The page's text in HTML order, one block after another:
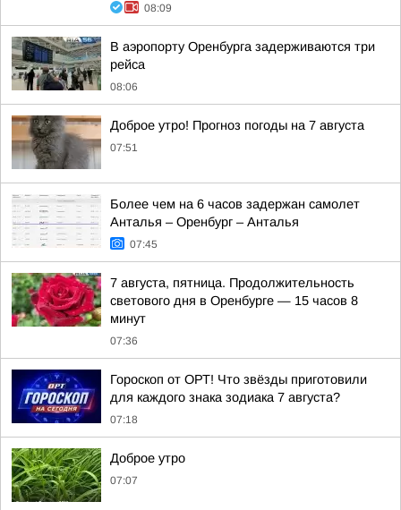
08:09
В аэропорту Оренбурга задерживаются три
рейса
08:06
Доброе утро! Прогноз погоды на 7 августа
07:51
Более чем на 6 часов задержан самолет
Анталья – Оренбург – Анталья
07:45
7 августа, пятница. Продолжительность
светового дня в Оренбурге — 15 часов 8
минут
07:36
Гороскоп от ОРТ! Что звёзды приготовили
для каждого знака зодиака 7 августа?
07:18
Доброе утро
07:07